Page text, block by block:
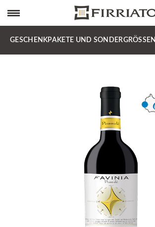
GESCHENKPAKETE UND SONDERGRÖSSEN